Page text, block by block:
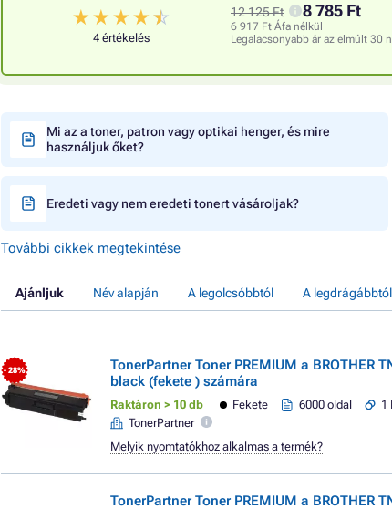
4 értékelés
12 125 Ft 8 785 Ft
6 917 Ft Áfa nélkül
Legalacsonyabb ár az elmúlt 30
Mi az a toner, patron vagy optikai henger, és mire
használjuk őket?
Eredeti vagy nem eredeti tonert vásároljak?
További cikkek megtekintése
Ajánljuk Név alapján A legolcsóbbtól A legdrágábbtól
- 28%
TonerPartner Toner PREMIUM a BROTHER
black (fekete ) számára
Raktáron > 10 db Fekete 6000 oldal
1
TonerPartner
Melyik nyomtatókhoz alkalmas a termék?
TonerPartner Toner PREMIUM a BROTHER